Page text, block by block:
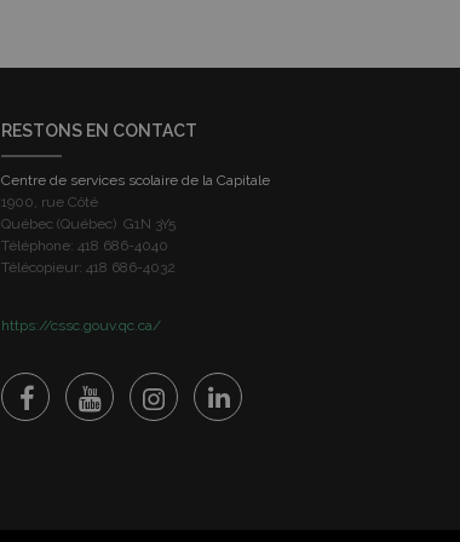
RESTONS EN CONTACT
Centre de services scolaire de la Capitale
1900, rue Côté
Québec (Québec) G1N 3Y5
Téléphone: 418 686-4040
Télécopieur: 418 686-4032
https://cssc.gouv.qc.ca/